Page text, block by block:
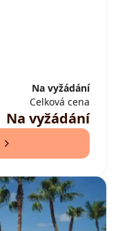
Na vyžádání
Celková cena
Na vyžádání